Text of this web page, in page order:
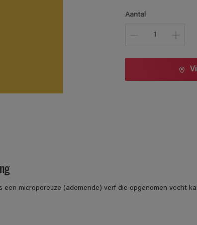
Aantal
een microporeuze (ademende) verf die opgenomen vocht